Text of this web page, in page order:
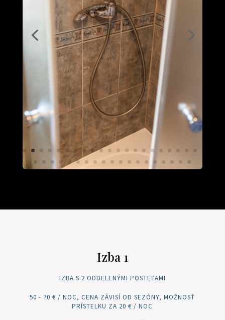
Izba 1
IZBA S 2 ODDELENÝMI POSTEĽAMI
50 - 70 € / NOC, CENA ZÁVISÍ OD SEZÓNY, MOŽNOSŤ
PRÍSTELKU ZA 20 € / NOC